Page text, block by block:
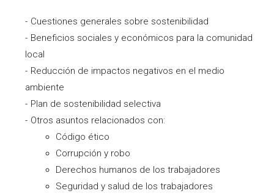
Cuestiones generales sobre sostenibilidad
Beneficios sociales y económicos para la comunidad
local
Reducción de impactos negativos en el medio
ambiente
Plan de sostenibilidad selectiva
Otros asuntos relacionados con:
Código ético
Corrupción y robo
Derechos humanos de los trabajadores
Seguridad y salud de los trabajadores